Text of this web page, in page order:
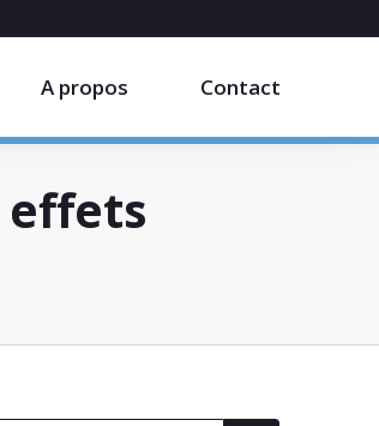
A propos Contact
effets